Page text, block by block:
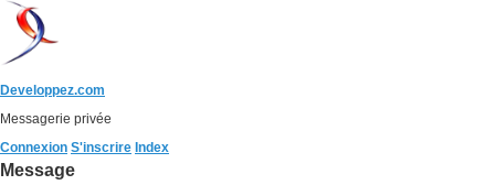
Developpez.com
Messagerie privée
Connexion S'inscrire Index
Message